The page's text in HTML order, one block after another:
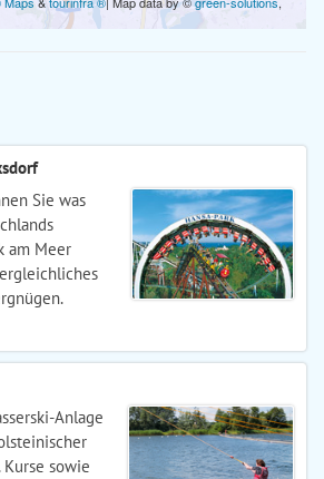
Sie was
am Meer
Anlage
Kurse sowie